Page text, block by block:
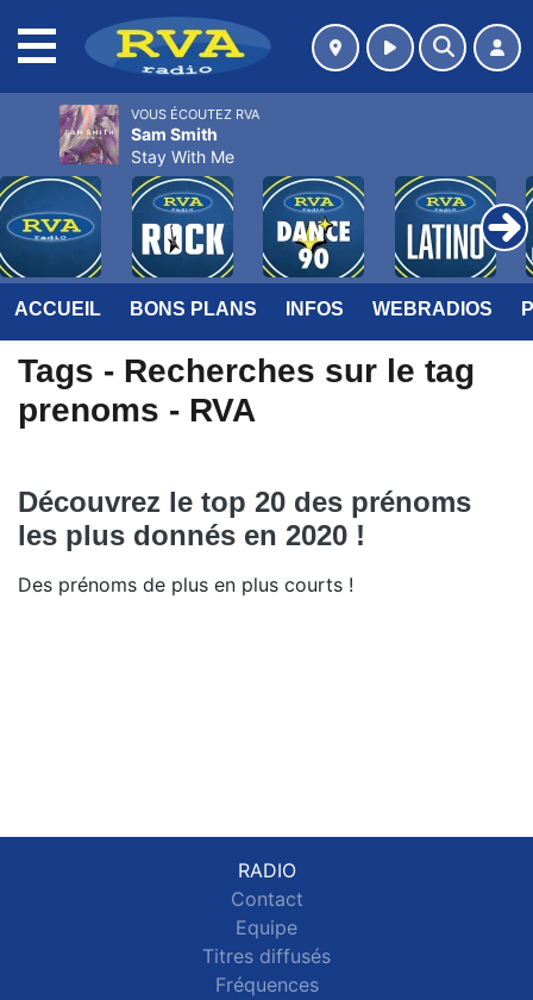
ACCUEIL BONS PLANS INFOS WEBRADIOS
Tags - Recherches sur le tag
prenoms - RVA
Découvrez le top 20 des prénoms
les plus donnés en 2020 !
Des prénoms de plus en plus courts !
RADIO
Contact
Equipe
Titres diffusés
Fréquences
VOUS ÉCOUTEZ RVA
Sam Smith
Stay With Me